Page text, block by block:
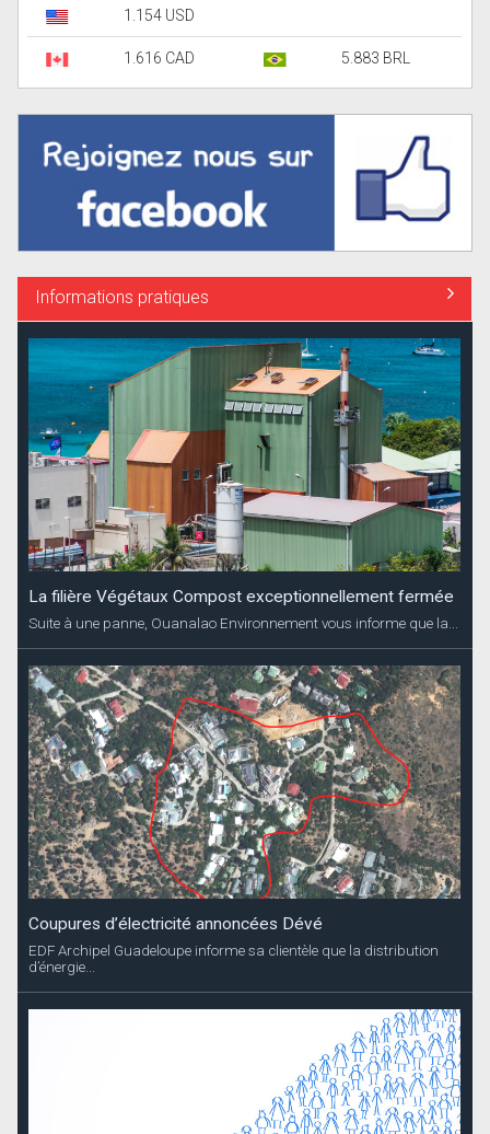
1.154 USD
1.616 CAD 5.883 BRL
Informations pratiques
La filière Végétaux Compost exceptionnellement fermée
Suite à une panne, Ouanalao Environnement vous informe que la...
Coupures d’électricité annoncées Dévé
EDF Archipel Guadeloupe informe sa clientèle que la distribution
d’énergie...